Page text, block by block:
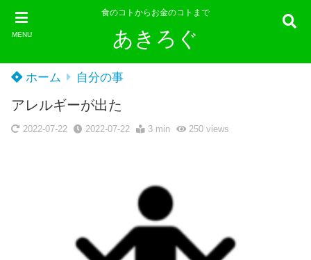
MENU
食のコトからお金のコトまで
あきろぐ
ホーム 自分の事
アレルギーが出た
2022-07-22 2022-07-22 3 min 250views